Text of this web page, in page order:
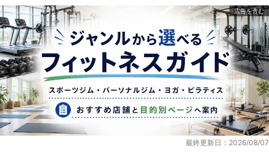
最終更新日：2026/08/07